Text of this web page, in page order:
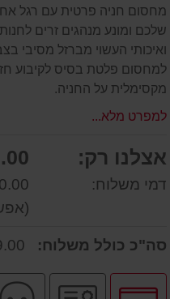
מחסום חניה פרטית עם רגל
שלכם ומונע מנהגים זרים
ואיכותי העשוי מברזל מסיבי
למחסום פלטת בסיס לקיבוע
מקסימלית על החניה.
למפרט מלא...
אצלנו רק: ₪
דמי משלוח:
₪
סה"כ כולל משלוח:
לחץ
יבואן